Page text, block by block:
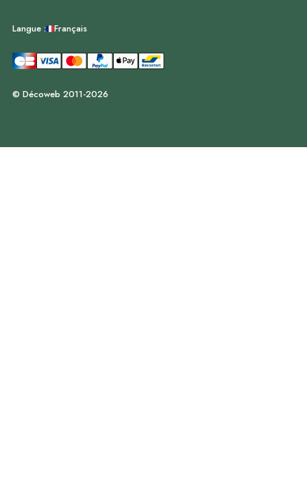
Langue : Français
© Décoweb 2011-2026